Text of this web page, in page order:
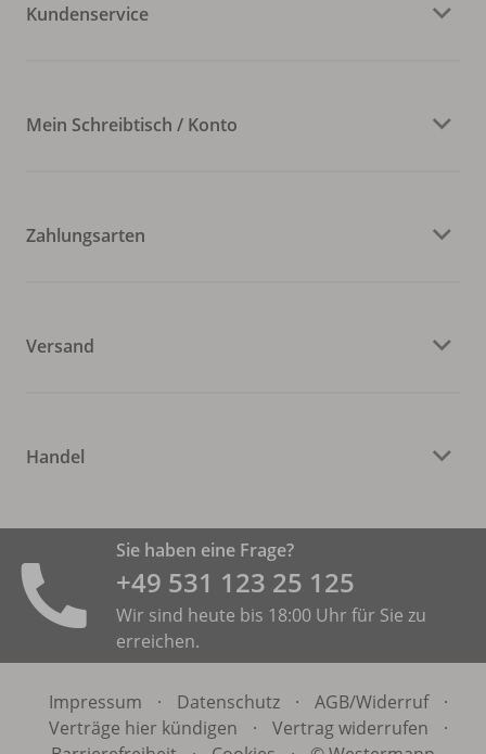
Kundenservice
Mein Schreibtisch / Konto
Zahlungsarten
Versand
Handel
Sie haben eine Frage?
+49 531 ­123 25 125
Wir sind heute bis 18:00 Uhr für Sie zu
erreichen.
Impressum · Datenschutz · AGB/Widerruf
·
Verträge hier kündigen
· Vertrag widerrufen
·